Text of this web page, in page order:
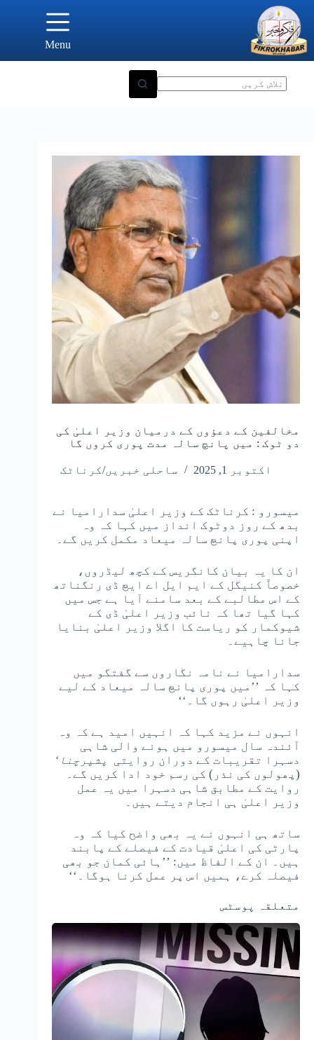
content
Menu
مخالفین کے دعؤوں کے درمیان وزیر اعلیٰ کی
دو ٹوک : میں پانچ سالہ مدت پوری کروں گا
اکتوبر 1, 2025 ساحلی خبریں/کرناٹک
میسورو : کرناٹک کے وزیر اعلیٰ سدارامیا نے
بدھ کے روز دوٹوک انداز میں کہا کہ وہ
اپنی پوری پانچ سالہ میعاد مکمل کریں گے۔
ان کا یہ بیان کانگریس کے کچھ لیڈروں،
خصوصاً کنیگل کے ایم ایل اے ایچ ڈی رنگناتھ
کے اس مطالبے کے بعد سامنے آیا ہے جس میں
کہا گیا تھا کہ نائب وزیر اعلیٰ ڈی کے
شیوکمار کو ریاست کا اگلا وزیر اعلیٰ بنایا
جانا چاہیے۔
سدارامیا نے نامہ نگاروں سے گفتگو میں
کہا کہ ’’میں پوری پانچ سالہ میعاد کے لیے
وزیر اعلیٰ رہوں گا۔‘‘
انہوں نے مزید کہا کہ انہیں امید ہے کہ وہ
آئندہ سال میسورو میں ہونے والی شاہی
دسہرا تقریبات کے دوران روایتی
پشپرچنا ‘
(پھولوں کی نذر) کی رسم خود ادا کریں گے۔
روایت کے مطابق شاہی دسہرا میں یہ عمل
وزیر اعلیٰ ہی انجام دیتے ہیں۔
ساتھ ہی انہوں نے یہ بھی واضح کیا کہ وہ
پارٹی کی اعلیٰ قیادت کے فیصلے کے پابند
ہیں۔ ان کے الفاظ میں: ’’ہائی کمان جو بھی
فیصلہ کرے، ہمیں اس پر عمل کرنا ہوگا۔‘‘
متعلقہ پوسٹس